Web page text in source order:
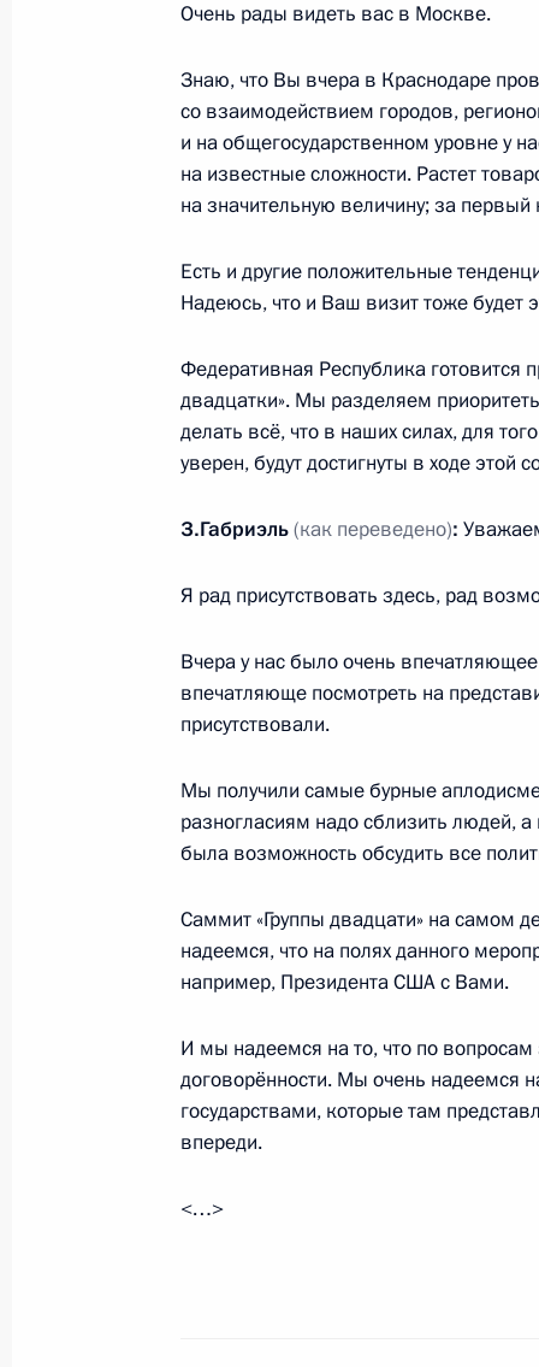
Встреча с председателем
Боком
22 марта 2017 года, 16:00
Встреча с премьер-министром
16 марта 2017 года, 18:00
Встреча с главой МИД Германии
9 марта 2017 года, 18:45
избрания Федеральным
12 февраля 2017 года, 17:00
Телефонный разговор с
Ангелой Меркель
Телефонный разговор с Ангелой
Соболезнования руководству
Очень рады видеть вас в Москве.
Знаю, что Вы вчера в Краснодаре
со взаимодействием городов,
и на общегосударственном уровне у
на известные сложности. Растет
на значительную величину; за первый
Есть и другие положительные
Надеюсь, что и Ваш визит тоже будет
Федеративная Республика
двадцатки». Мы разделяем
делать всё, что в наших силах, для
уверен, будут достигнуты в ходе этой
З.Габриэль(как переведено):
Я рад присутствовать здесь, рад
Вчера у нас было очень
впечатляюще посмотреть на
присутствовали.
Мы получили самые бурные
разногласиям надо сблизить людей,
была возможность обсудить все
Саммит «Группы двадцати» на самом
надеемся, что на полях данного
например, Президента США с Вами.
И мы надеемся на то, что по
договорённости. Мы очень надеемся
государствами, которые там
впереди.
<…>